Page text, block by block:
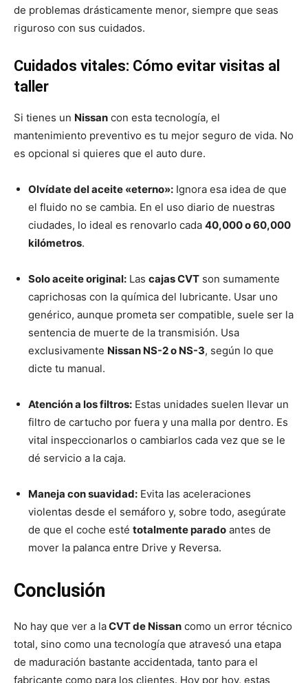
de problemas drásticamente menor, siempre que seas
riguroso con sus cuidados.
Cuidados vitales: Cómo evitar visitas al
taller
Si tienes un Nissan con esta tecnología, el
mantenimiento preventivo es tu mejor seguro de vida. No
es opcional si quieres que el auto dure.
Olvídate del aceite «eterno»: Ignora esa idea de que
el fluido no se cambia. En el uso diario de nuestras
ciudades, lo ideal es renovarlo cada 40,000 o 60,000
kilómetros.
Solo aceite original: Las cajas CVT son sumamente
caprichosas con la química del lubricante. Usar uno
genérico, aunque prometa ser compatible, suele ser la
sentencia de muerte de la transmisión. Usa
exclusivamente Nissan NS-2 o NS-3, según lo que
dicte tu manual.
Atención a los filtros: Estas unidades suelen llevar un
filtro de cartucho por fuera y una malla por dentro. Es
vital inspeccionarlos o cambiarlos cada vez que se le
dé servicio a la caja.
Maneja con suavidad: Evita las aceleraciones
violentas desde el semáforo y, sobre todo, asegúrate
de que el coche esté totalmente parado antes de
mover la palanca entre Drive y Reversa.
Conclusión
No hay que ver a laCVT de Nissan como un error técnico
total, sino como una tecnología que atravesó una etapa
de maduración bastante accidentada, tanto para el
fabricante como para los clientes. Hoy por hoy, estas